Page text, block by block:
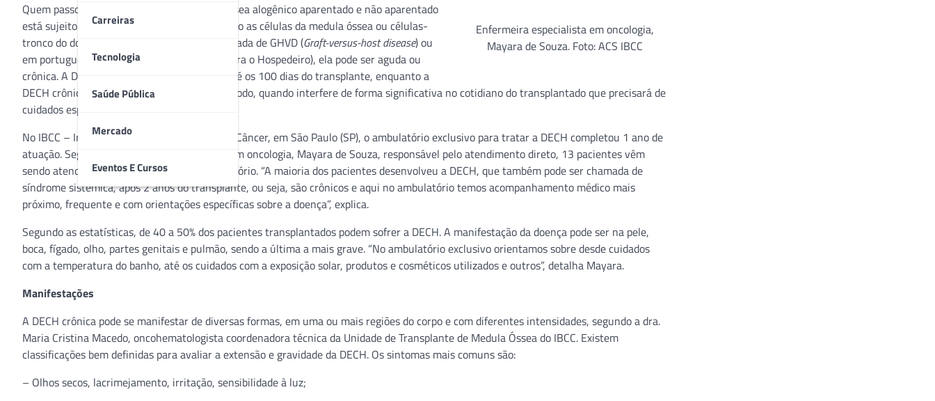
Carreiras
Tecnologia
Saúde Pública
Mercado
Eventos E Cursos
Enfermeira especialista em oncologia,
Mayara de Souza. Foto: ACS IBCC
Quem passou pelo Transplante de Medula Óssea alogênico aparentado e não aparentado
está sujeito a uma condição que ocorre quando as células da medula óssea ou células-
tronco do doador atacam o receptor. Denominada de GHVD (Graft-versus-host disease) ou
em português DECH (Doença do Enxerto Contra o Hospedeiro), ela pode ser aguda ou
crônica. A DECH aguda, em geral, acontece até os 100 dias do transplante, enquanto a
DECH crônica, em geral, ocorre após este período, quando interfere de forma significativa no cotidiano do transplantado que precisará de
cuidados especiais em ambulatório.
No IBCC – Instituto Brasileiro de Controle do Câncer, em São Paulo (SP), o ambulatório exclusivo para tratar a DECH completou 1 ano de
atuação. Segundo a enfermeira especialista em oncologia, Mayara de Souza, responsável pelo atendimento direto, 13 pacientes vêm
sendo atendidos regularmente nesse ambulatório. “A maioria dos pacientes desenvolveu a DECH, que também pode ser chamada de
síndrome sistêmica, após 2 anos do transplante, ou seja, são crônicos e aqui no ambulatório temos acompanhamento médico mais
próximo, frequente e com orientações específicas sobre a doença”, explica.
Segundo as estatísticas, de 40 a 50% dos pacientes transplantados podem sofrer a DECH. A manifestação da doença pode ser na pele,
boca, fígado, olho, partes genitais e pulmão, sendo a última a mais grave. “No ambulatório exclusivo orientamos sobre desde cuidados
com a temperatura do banho, até os cuidados com a exposição solar, produtos e cosméticos utilizados e outros”, detalha Mayara.
Manifestações
A DECH crônica pode se manifestar de diversas formas, em uma ou mais regiões do corpo e com diferentes intensidades, segundo a dra.
Maria Cristina Macedo, oncohematologista coordenadora técnica da Unidade de Transplante de Medula Óssea do IBCC. Existem
classificações bem definidas para avaliar a extensão e gravidade da DECH. Os sintomas mais comuns são:
– Olhos secos, lacrimejamento, irritação, sensibilidade à luz;